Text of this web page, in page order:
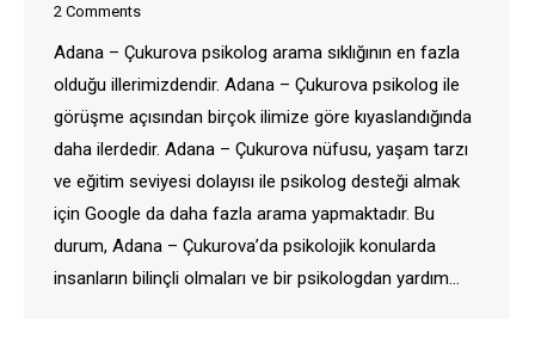
2 Comments
Adana – Çukurova psikolog arama sıklığının en fazla
olduğu illerimizdendir. Adana – Çukurova psikolog ile
görüşme açısından birçok ilimize göre kıyaslandığında
daha ilerdedir. Adana – Çukurova nüfusu, yaşam tarzı
ve eğitim seviyesi dolayısı ile psikolog desteği almak
için Google da daha fazla arama yapmaktadır. Bu
durum, Adana – Çukurova’da psikolojik konularda
insanların bilinçli olmaları ve bir psikologdan yardım…